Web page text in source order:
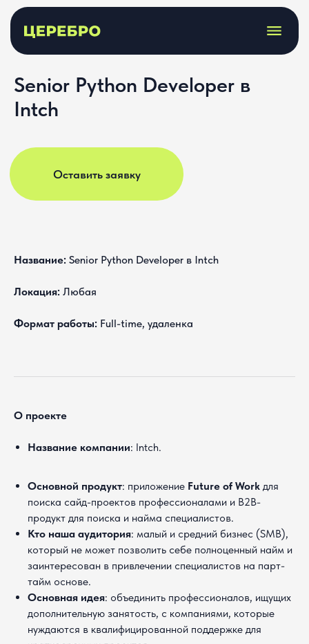
Senior Python Developer в
Intch
Название: Senior Python Developer в Intch
Локация: Любая
Формат работы: Full-time, удаленка
О проекте
Название компании: Intch.
Основной продукт: приложение Future of Work для
поиска сайд-проектов профессионалами и B2B-
продукт для поиска и найма специалистов.
Кто наша аудитория: малый и средний бизнес (SMB),
который не может позволить себе полноценный найм и
заинтересован в привлечении специалистов на парт-
тайм основе.
Основная идея: объединить профессионалов, ищущих
дополнительную занятость, с компаниями, которые
нуждаются в квалифицированной поддержке для